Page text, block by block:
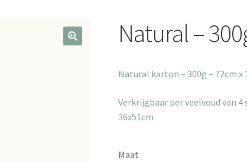
Natural –
Natural karton – 300g – 72cm x
Verkrijgbaar per veelvoud van 4
36x51cm
Maat